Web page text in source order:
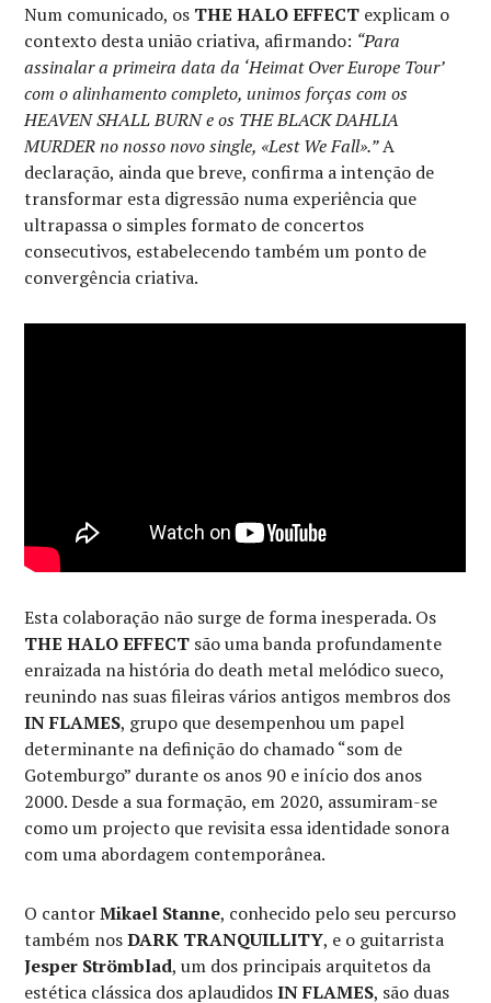
Num comunicado, os THE HALO EFFECT explicam o
contexto desta união criativa, afirmando: “Para
assinalar a primeira data da ‘Heimat Over Europe Tour’
com o alinhamento completo, unimos forças com os
HEAVEN SHALL BURN e os THE BLACK DAHLIA
MURDER no nosso novo single, «Lest We Fall».”A
declaração, ainda que breve, confirma a intenção de
transformar esta digressão numa experiência que
ultrapassa o simples formato de concertos
consecutivos, estabelecendo também um ponto de
convergência criativa.
Esta colaboração não surge de forma inesperada. Os
THE HALO EFFECT são uma banda profundamente
enraizada na história do death metal melódico sueco,
reunindo nas suas fileiras vários antigos membros dos
IN FLAMES, grupo que desempenhou um papel
determinante na definição do chamado “som de
Gotemburgo” durante os anos 90 e início dos anos
2000. Desde a sua formação, em 2020, assumiram-se
como um projecto que revisita essa identidade sonora
com uma abordagem contemporânea.
O cantorMikael Stanne, conhecido pelo seu percurso
também nosDARK TRANQUILLITY, e o guitarrista
Jesper Strömblad, um dos principais arquitetos da
estética clássica dos aplaudidosIN FLAMES, são duas